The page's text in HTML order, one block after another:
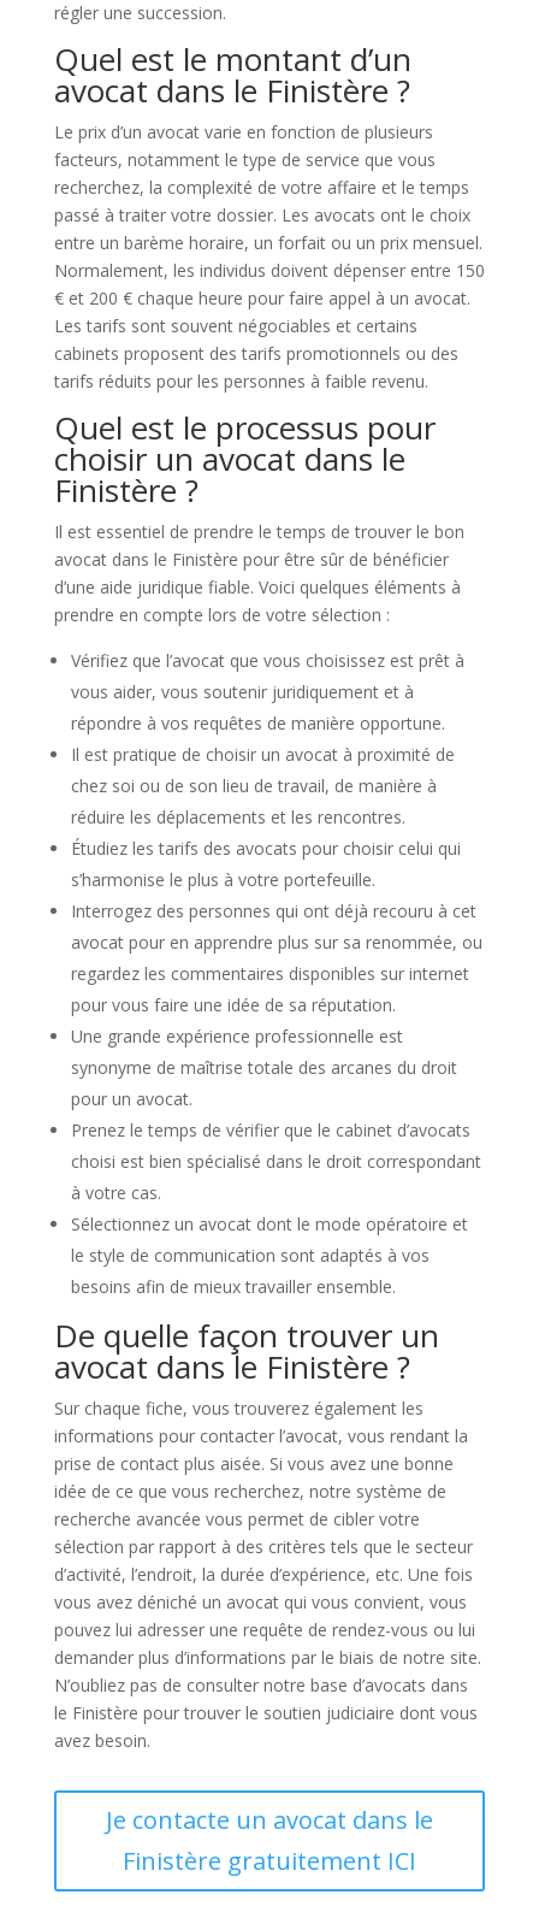
régler une succession.
Quel est le montant d’un
avocat dans le Finistère ?
Le prix d’un avocat varie en fonction de plusieurs
facteurs, notamment le type de service que vous
recherchez, la complexité de votre affaire et le temps
passé à traiter votre dossier. Les avocats ont le choix
entre un barème horaire, un forfait ou un prix mensuel.
Normalement, les individus doivent dépenser entre 150
€ et 200 € chaque heure pour faire appel à un avocat.
Les tarifs sont souvent négociables et certains
cabinets proposent des tarifs promotionnels ou des
tarifs réduits pour les personnes à faible revenu.
Quel est le processus pour
choisir un avocat dans le
Finistère ?
Il est essentiel de prendre le temps de trouver le bon
avocat dans le Finistère pour être sûr de bénéficier
d’une aide juridique fiable. Voici quelques éléments à
prendre en compte lors de votre sélection :
Vérifiez que l’avocat que vous choisissez est prêt à
vous aider, vous soutenir juridiquement et à
répondre à vos requêtes de manière opportune.
Il est pratique de choisir un avocat à proximité de
chez soi ou de son lieu de travail, de manière à
réduire les déplacements et les rencontres.
Étudiez les tarifs des avocats pour choisir celui qui
s’harmonise le plus à votre portefeuille.
Interrogez des personnes qui ont déjà recouru à cet
avocat pour en apprendre plus sur sa renommée, ou
regardez les commentaires disponibles sur internet
pour vous faire une idée de sa réputation.
Une grande expérience professionnelle est
synonyme de maîtrise totale des arcanes du droit
pour un avocat.
Prenez le temps de vérifier que le cabinet d’avocats
choisi est bien spécialisé dans le droit correspondant
à votre cas.
Sélectionnez un avocat dont le mode opératoire et
le style de communication sont adaptés à vos
besoins afin de mieux travailler ensemble.
De quelle façon trouver un
avocat dans le Finistère ?
Sur chaque fiche, vous trouverez également les
informations pour contacter l’avocat, vous rendant la
prise de contact plus aisée. Si vous avez une bonne
idée de ce que vous recherchez, notre système de
recherche avancée vous permet de cibler votre
sélection par rapport à des critères tels que le secteur
d’activité, l’endroit, la durée d’expérience, etc. Une fois
vous avez déniché un avocat qui vous convient, vous
pouvez lui adresser une requête de rendez-vous ou lui
demander plus d’informations par le biais de notre site.
N’oubliez pas de consulter notre base d’avocats dans
le Finistère pour trouver le soutien judiciaire dont vous
avez besoin.
Je contacte un avocat dans le
Finistère gratuitement ICI